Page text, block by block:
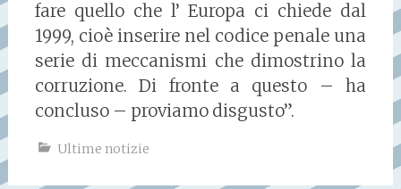
fare quello che l’ Europa ci chiede dal
1999, cioè inserire nel codice penale una
serie di meccanismi che dimostrino la
corruzione. Di fronte a questo – ha
concluso – proviamo disgusto”.
Ultime notizie